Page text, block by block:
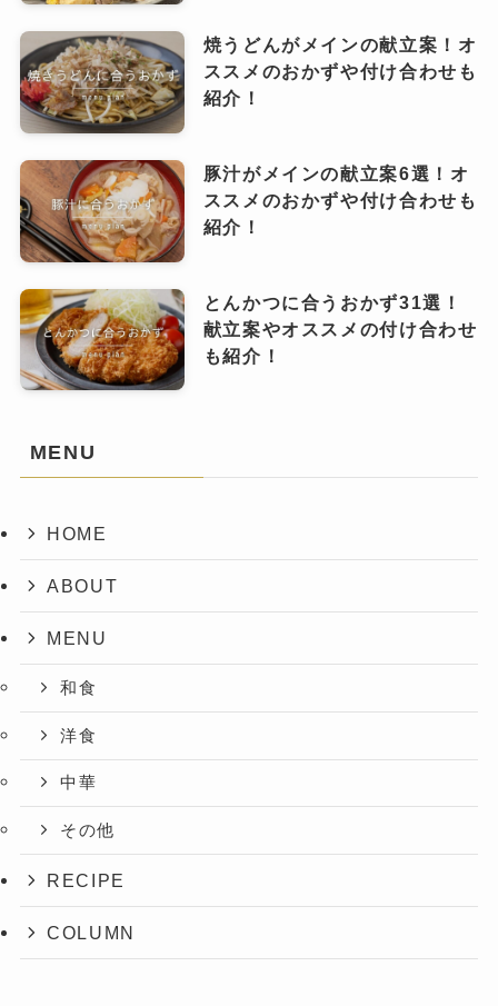
焼うどんがメインの献立案！オ
ススメのおかずや付け合わせも
紹介！
豚汁がメインの献立案6選！オ
ススメのおかずや付け合わせも
紹介！
とんかつに合うおかず31選！
献立案やオススメの付け合わせ
も紹介！
MENU
HOME
ABOUT
MENU
和食
洋食
中華
その他
RECIPE
COLUMN